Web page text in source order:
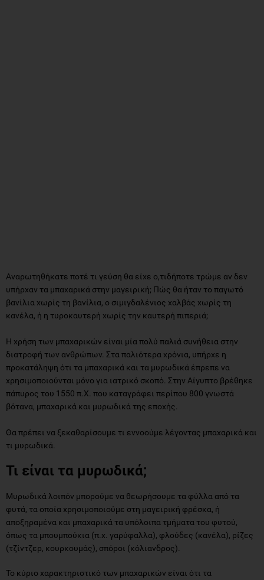
Αναρωτηθήκατε ποτέ τι γεύση θα είχε ο,τιδήποτε τρώμε αν δεν
υπήρχαν τα μπαχαρικά στην μαγειρική; Πώς θα ήταν το παγωτό
βανίλια χωρίς τη βανίλια, ο σιμιγδαλένιος χαλβάς χωρίς τη
κανέλα, ή η τυροκαυτερή χωρίς την καυτερή πιπεριά;
Η χρήση των μπαχαρικών είναι μία πολύ παλιά συνήθεια στην
διατροφή των ανθρώπων. Στα παλιότερα χρόνια, υπήρχε η
προκατάληψη ότι τα μπαχαρικά και τα μυρωδικά έπρεπε να
χρησιμοποιούνται μόνο για ιατρικό σκοπό. Στην Αίγυπτο βρέθηκε
πάπυρος του 1550 π.Χ. που καταγράφει περίπου 800 γνωστά
βότανα, μπαχαρικά και μυρωδικά της εποχής.
Θα πρέπει να ξεκαθαρίσουμε τι εννοούμε λέγοντας μπαχαρικά και
τι μυρωδικά.
Τι είναι τα μυρωδικά;
Μυρωδικά λοιπόν μπορούμε να θεωρήσουμε τα φύλλα από τα
φυτά, τα οποία χρησιμοποιούμε στη μαγειρική φρέσκα, ή
αποξηραμένα και μπαχαρικά τα υπόλοιπα τμήματα του φυτού,
όπως τα μπουμπούκια (π.χ. γαρύφαλλα), φλούδες (κανέλα), ρίζες
(τζίντζερ, κουρκουμάς), σπόροι (κόλιανδρος).
Το κύριο χαρακτηριστικό των μπαχαρικών είναι ότι τα